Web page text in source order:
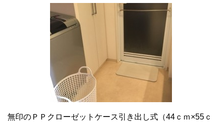
無印のＰＰクローゼットケース引き出し式（44ｃｍ×55ｃ